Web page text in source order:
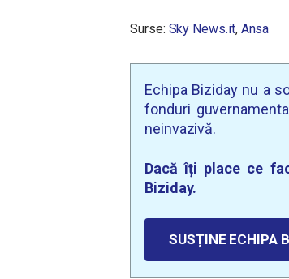
Surse: Sky News.it, Ansa
Echipa Biziday nu a
fonduri
neinvazivă.
Dacă îți place ce
Biziday.
SUSȚINE ECHIPA